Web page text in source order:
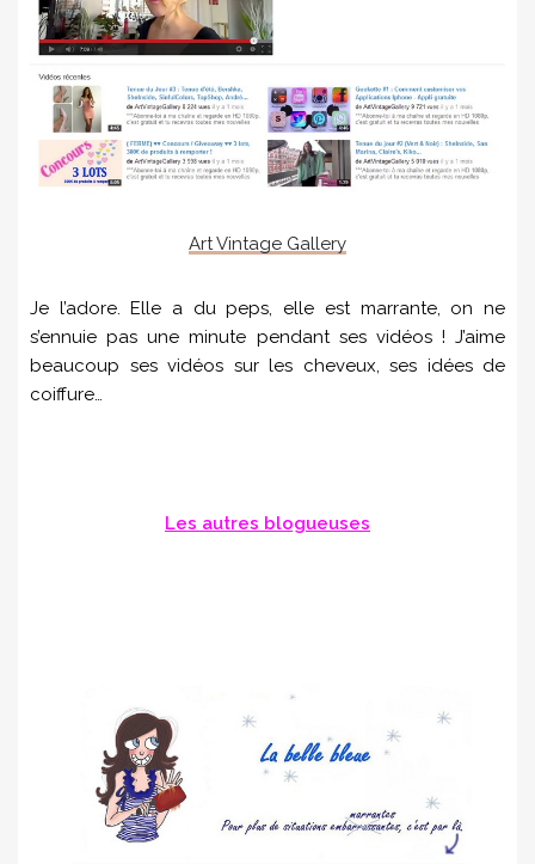
Art Vintage Gallery
Je l’adore. Elle a du peps, elle est marrante, on ne
s’ennuie pas une minute pendant ses vidéos ! J’aime
beaucoup ses vidéos sur les cheveux, ses idées de
coiffure…
Les autres blogueuses